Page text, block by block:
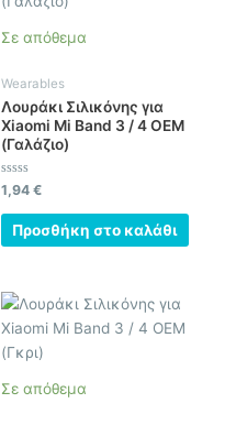
Σε απόθεμα
Wearables
Λουράκι Σιλικόνης για
Xiaomi Mi Band 3 / 4 OEM
(Γαλάζιο)
Βαθμολογήθηκε
με
0
από
1,94 €
Προσθήκη στο καλάθι
Σε απόθεμα